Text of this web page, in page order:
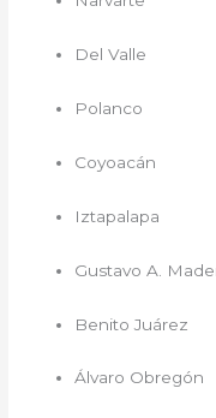
Del Valle
Polanco
Coyoacán
Iztapalapa
Gustavo A.
Benito Juárez
Álvaro Obregón